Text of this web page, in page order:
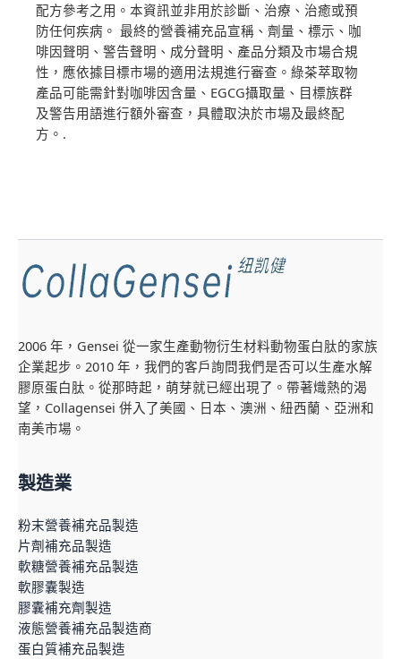
配方參考之用。本資訊並非用於診斷、治療、治癒或預
防任何疾病。 最終的營養補充品宣稱、劑量、標示、咖
啡因聲明、警告聲明、成分聲明、產品分類及市場合規
性，應依據目標市場的適用法規進行審查。綠茶萃取物
產品可能需針對咖啡因含量、EGCG攝取量、目標族群
及警告用語進行額外審查，具體取決於市場及最終配
方。.
2006 年，Gensei 從一家生產動物衍生材料動物蛋白肽的家族
企業起步。2010 年，我們的客戶詢問我們是否可以生產水解
膠原蛋白肽。從那時起，萌芽就已經出現了。帶著熾熱的渴
望，Collagensei 併入了美國、日本、澳洲、紐西蘭、亞洲和
南美市場。
製造業
粉末營養補充品製造
片劑補充品製造
軟糖營養補充品製造
軟膠囊製造
膠囊補充劑製造
液態營養補充品製造商
蛋白質補充品製造